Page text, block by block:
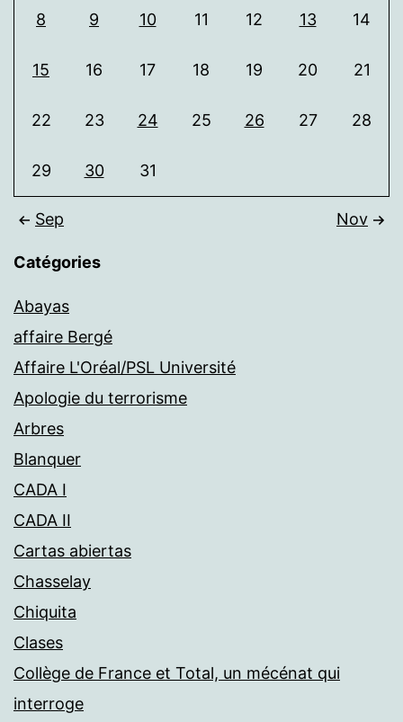
8 9 10 11 12 13 14
15 16 17 18 19 20 21
22 23 24 25 26 27 28
29 30 31
Sep Nov
Catégories
Abayas
affaire Bergé
Affaire L'Oréal/PSL Université
Apologie du terrorisme
Arbres
Blanquer
CADA I
CADA II
Cartas abiertas
Chasselay
Chiquita
Clases
Collège de France et Total, un mécénat qui
interroge